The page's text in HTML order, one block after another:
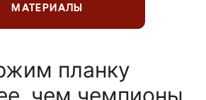
МАТЕРИАЛЫ
планку